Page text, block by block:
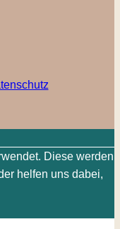
Diese werden
helfen uns dabei,